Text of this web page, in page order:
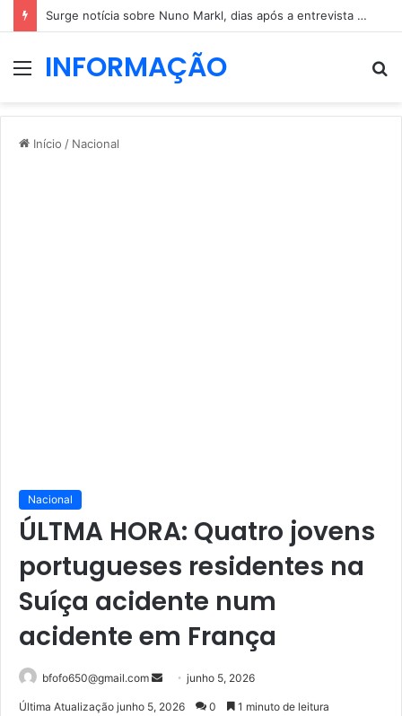
Surge notícia sobre Nuno Markl, dias após a entrevista a Daniel Oliveira
MenuINFORMAÇÃO
Início / Nacional
Nacional
ÚLTMA HORA: Quatro jovens
portugueses residentes na
Suíça acidente num
acidente em França
bfofo650@gmail.com
Mandejunho 5, 2026
Última Atualização junho 5, 2026 0 1 minuto de leitura